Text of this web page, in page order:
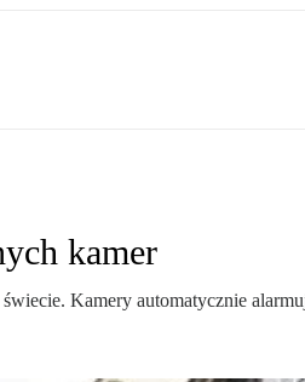
kamer
Kamery automatycznie